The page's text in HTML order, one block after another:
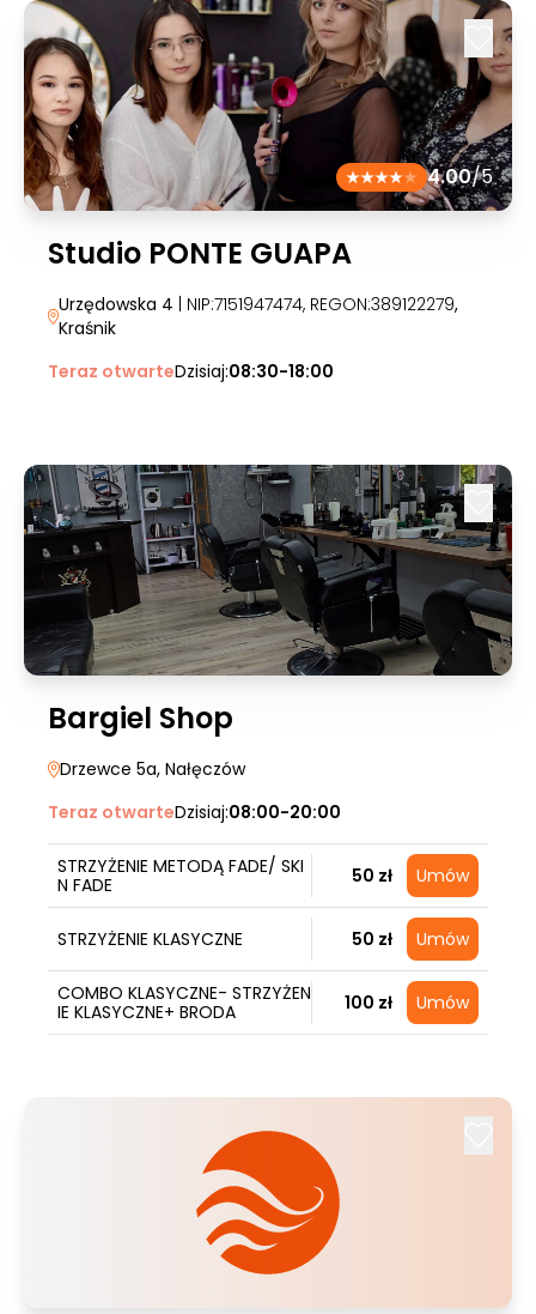
4.00/5
Studio PONTE GUAPA
Urzędowska 4 | NIP:7151947474, REGON:389122279,
Kraśnik
Teraz otwarteDzisiaj:08:30-18:00
Bargiel Shop
Drzewce 5a, Nałęczów
Teraz otwarteDzisiaj:08:00-20:00
STRZYŻENIE METODĄ FADE/ SKI
N FADE
50 zł Umów
STRZYŻENIE KLASYCZNE 50 zł Umów
COMBO KLASYCZNE- STRZYŻEN
IE KLASYCZNE+ BRODA
100 zł Umów